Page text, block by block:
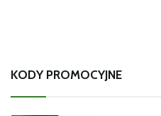
KODY PROMOCYJNE